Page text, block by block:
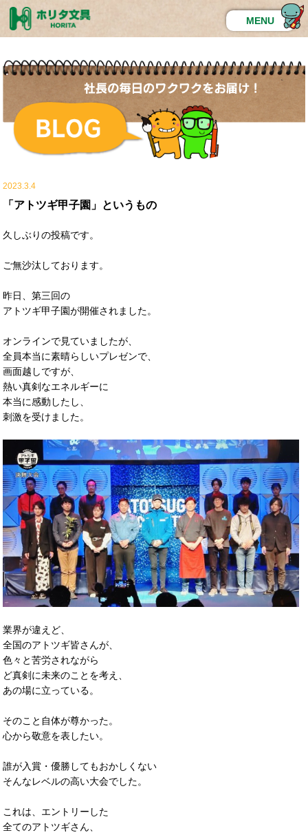
MENU
2023.3.4
「アトツギ甲子園」というもの
久しぶりの投稿です。
ご無沙汰しております。
昨日、第三回の
アトツギ甲子園が開催されました。
オンラインで見ていましたが、
全員本当に素晴らしいプレゼンで、
画面越しですが、
熱い真剣なエネルギーに
本当に感動したし、
刺激を受けました。
業界が違えど、
全国のアトツギ皆さんが、
色々と苦労されながら
ど真剣に未来のことを考え、
あの場に立っている。
そのこと自体が尊かった。
心から敬意を表したい。
誰が入賞・優勝してもおかしくない
そんなレベルの高い大会でした。
これは、エントリーした
全てのアトツギさん、